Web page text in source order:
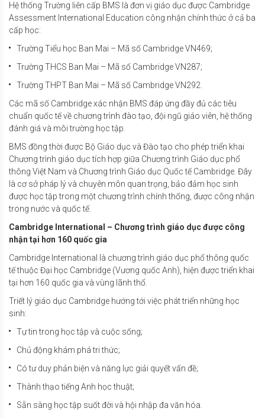
Hệ thống Trường liên cấp BMS là đơn vị giáo dục được Cambridge
Assessment International Education công nhận chính thức ở cả ba
cấp học:
Trường Tiểu học Ban Mai – Mã số Cambridge VN469;
Trường THCS Ban Mai – Mã số Cambridge VN287;
Trường THPT Ban Mai – Mã số Cambridge VN292.
Các mã số Cambridge xác nhận BMS đáp ứng đầy đủ các tiêu
chuẩn quốc tế về chương trình đào tạo, đội ngũ giáo viên, hệ thống
đánh giá và môi trường học tập.
BMS đồng thời được Bộ Giáo dục và Đào tạo cho phép triển khai
Chương trình giáo dục tích hợp giữa Chương trình Giáo dục phổ
thông Việt Nam và Chương trình Giáo dục Quốc tế Cambridge. Đây
là cơ sở pháp lý và chuyên môn quan trọng, bảo đảm học sinh
được học tập trong một chương trình chính thống, được công nhận
trong nước và quốc tế.
Cambridge International – Chương trình giáo dục được công
nhận tại hơn 160 quốc gia
Cambridge International là chương trình giáo dục phổ thông quốc
tế thuộc Đại học Cambridge (Vương quốc Anh), hiện được triển khai
tại hơn 160 quốc gia và vùng lãnh thổ.
Triết lý giáo dục Cambridge hướng tới việc phát triển những học
sinh:
Tự tin trong học tập và cuộc sống;
Chủ động khám phá tri thức;
Có tư duy phản biện và năng lực giải quyết vấn đề;
Thành thạo tiếng Anh học thuật;
Sẵn sàng học tập suốt đời và hội nhập đa văn hóa.